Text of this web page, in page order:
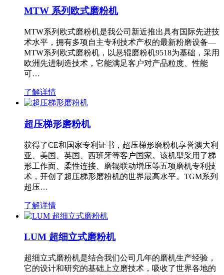
MTW 系列欧式磨粉机
MTW系列欧式磨粉机是我公司新近推出具有国际先进技
术水平，拥有多项自主专利技术产权的最新粉磨设备—
MTW系列欧式磨粉机，以悬辊磨粉机9518为基础，采用
欧洲先进制造技术，它能满足客户对产品粒度、性能
可…
了解详情
超压梯形磨粉机
获得了CE和国家专利证书，超压梯形磨粉机享誉澳大利
亚、美国、英国、西班牙等客户国家。该机型采用了梯
形工作面、柔性连接、磨辊联动增压等五项磨机专利技
术，开创了超压梯形磨粉机的世界最高水平。TGM系列
超压…
了解详情
LUM 超细立式磨粉机
超细立式磨粉机是结合我们公司几年的磨机生产经验，
它的设计和研究的基础上立磨技术，吸收了世界各地的